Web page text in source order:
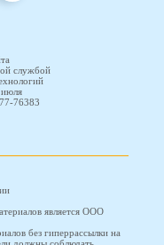
службой
76383
является ООО
без гиперрассылки на